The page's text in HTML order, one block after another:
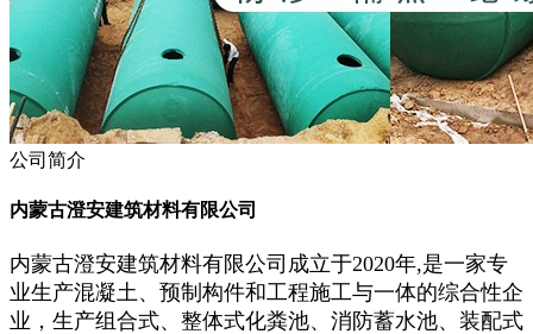
公司简介
内蒙古澄安建筑材料有限公司
内蒙古澄安建筑材料有限公司成立于2020年,是一家专
业生产混凝土、预制构件和工程施工与一体的综合性企
业，生产组合式、整体式化粪池、消防蓄水池、装配式